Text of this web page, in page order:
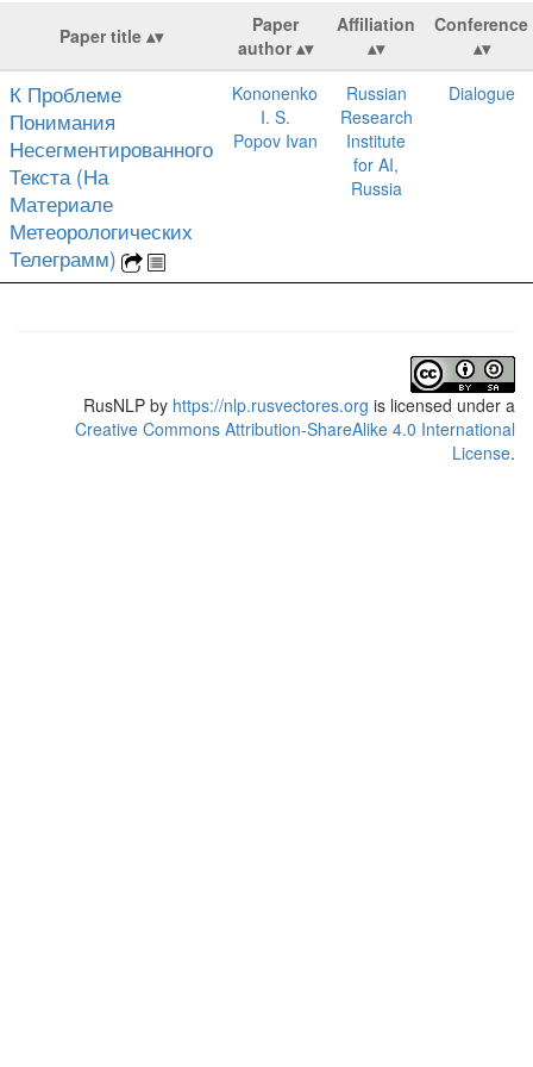
Paper title
Paper
author
Affiliation Conference
К Проблеме
Понимания
Несегментированного
Текста (На
Материале
Метеорологических
Телеграмм)
Kononenko
I. S.
Popov Ivan
Russian
Research
Institute
for AI,
Russia
Dialogue
RusNLP by https://nlp.rusvectores.org is licensed under a
Creative Commons Attribution-ShareAlike 4.0 International
License.